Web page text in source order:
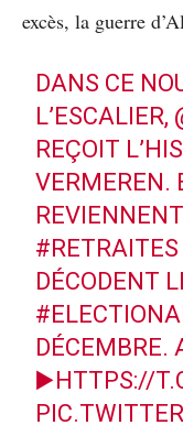
excès, la guerre
DANS CE
L’ESCALIER,
REÇOIT
VERMEREN.
#RETRAITES
DÉCODENT
DÉCEMBRE.
▶️ HTTPS://